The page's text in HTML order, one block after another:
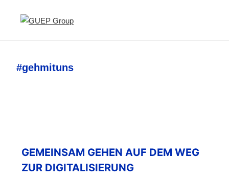
#gehmituns
GEMEINSAM GEHEN AUF DEM WEG
ZUR DIGITALISIERUNG